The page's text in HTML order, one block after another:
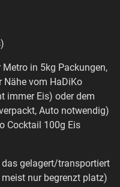
in 5kg Packungen,
Nähe vom HaDiKo
immer Eis) oder dem
Auto notwendig)
Cocktail 100g Eis
gelagert/transportiert
nur begrenzt platz)